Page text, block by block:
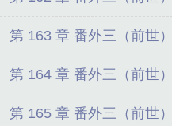
第 163 章 番外三（前世
第 164 章 番外三（前世
第 165 章 番外三（前世